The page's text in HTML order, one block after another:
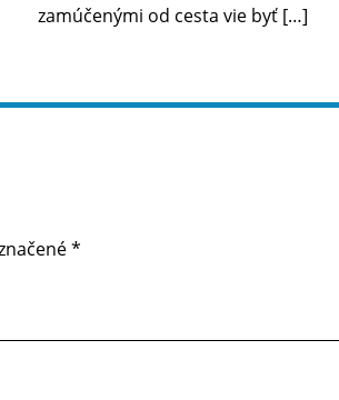
zamúčenými od cesta vie byť […]
*